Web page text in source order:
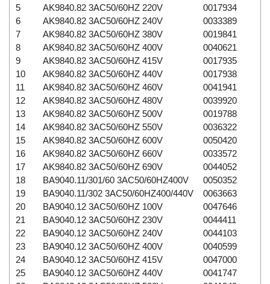
5
AK9840.82 3AC50/60HZ 220V
0017934
6
AK9840.82 3AC50/60HZ 240V
0033389
7
AK9840.82 3AC50/60HZ 380V
0019841
8
AK9840.82 3AC50/60HZ 400V
0040621
9
AK9840.82 3AC50/60HZ 415V
0017935
10
AK9840.82 3AC50/60HZ 440V
0017938
11
AK9840.82 3AC50/60HZ 460V
0041941
12
AK9840.82 3AC50/60HZ 480V
0039920
13
AK9840.82 3AC50/60HZ 500V
0019788
14
AK9840.82 3AC50/60HZ 550V
0036322
15
AK9840.82 3AC50/60HZ 600V
0050420
16
AK9840.82 3AC50/60HZ 660V
0033572
17
AK9840.82 3AC50/60HZ 690V
0044052
18
BA9040.11/301/60 3AC50/60HZ400V
0050352
19
BA9040.11/302 3AC50/60HZ400/440V
0063663
20
BA9040.12 3AC50/60HZ 100V
0047646
21
BA9040.12 3AC50/60HZ 230V
0044411
22
BA9040.12 3AC50/60HZ 240V
0044103
23
BA9040.12 3AC50/60HZ 400V
0040599
24
BA9040.12 3AC50/60HZ 415V
0047000
25
BA9040.12 3AC50/60HZ 440V
0041747